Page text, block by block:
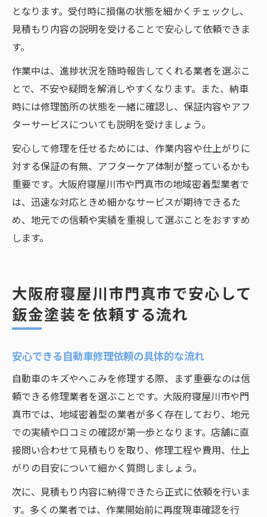
となります。受付時に損傷の状態を細かくチェックし、
見積もり内容の説明を受けることで安心して依頼できま
す。
作業中は、進捗状況を随時報告してくれる業者を選ぶこ
とで、不安や疑問を解消しやすくなります。また、納車
時には修理箇所の状態を一緒に確認し、保証内容やアフ
ターサービスについても説明を受けましょう。
安心して修理を任せるためには、作業内容や仕上がりに
対する保証の有無、アフターケア体制が整っているかも
重要です。大阪府寝屋川市や門真市の地域密着型業者で
は、迅速な対応ときめ細かなサービスが期待できるた
め、地元での信頼や実績を重視して選ぶことをおすすめ
します。
大阪府寝屋川市門真市で安心して
鈑金塗装を依頼する流れ
安心できる自動車修理依頼の具体的な流れ
自動車のキズやへこみを修理する際、まず重要なのは信
頼できる修理業者を選ぶことです。大阪府寝屋川市や門
真市では、地域密着型の業者が多く存在しており、地元
での実績や口コミの確認が第一歩となります。店舗に直
接問い合わせて見積もりを取り、修理工程や費用、仕上
がりの目安について細かく質問しましょう。
次に、見積もり内容に納得できたら正式に依頼を行いま
す。多くの業者では、作業開始前に再度現車確認を行